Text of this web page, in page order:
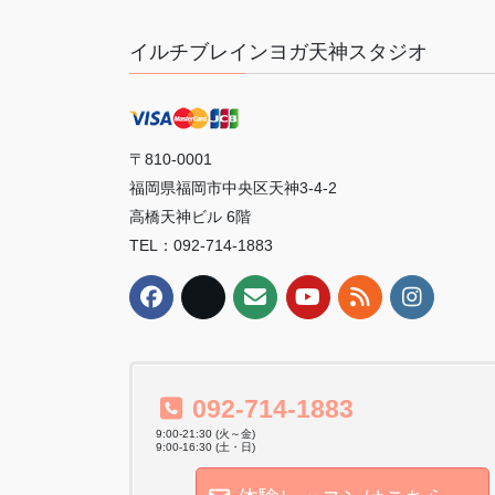
イルチブレインヨガ天神スタジオ
〒810-0001
福岡県福岡市中央区天神3-4-2
高橋天神ビル 6階
TEL：092-714-1883
092-714-1883
9:00-21:30 (火～金)
9:00-16:30 (土・日)